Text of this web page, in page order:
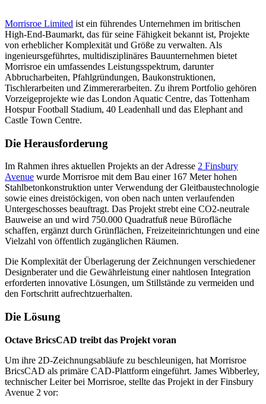
Morrisroe Limited ist ein führendes Unternehmen im britischen
High-End-Baumarkt, das für seine Fähigkeit bekannt ist, Projekte
von erheblicher Komplexität und Größe zu verwalten. Als
ingenieursgeführtes, multidisziplinäres Bauunternehmen bietet
Morrisroe ein umfassendes Leistungsspektrum, darunter
Abbrucharbeiten, Pfahlgründungen, Baukonstruktionen,
Tischlerarbeiten und Zimmererarbeiten. Zu ihrem Portfolio gehören
Vorzeigeprojekte wie das London Aquatic Centre, das Tottenham
Hotspur Football Stadium, 40 Leadenhall und das Elephant and
Castle Town Centre.
Die Herausforderung
Im Rahmen ihres aktuellen Projekts an der Adresse 2 Finsbury
Avenue wurde Morrisroe mit dem Bau einer 167 Meter hohen
Stahlbetonkonstruktion unter Verwendung der Gleitbaustechnologie
sowie eines dreistöckigen, von oben nach unten verlaufenden
Untergeschosses beauftragt. Das Projekt strebt eine CO2-neutrale
Bauweise an und wird 750.000 Quadratfuß neue Bürofläche
schaffen, ergänzt durch Grünflächen, Freizeiteinrichtungen und eine
Vielzahl von öffentlich zugänglichen Räumen.
Die Komplexität der Überlagerung der Zeichnungen verschiedener
Designberater und die Gewährleistung einer nahtlosen Integration
erforderten innovative Lösungen, um Stillstände zu vermeiden und
den Fortschritt aufrechtzuerhalten.
Die Lösung
Octave BricsCAD treibt das Projekt voran
Um ihre 2D-Zeichnungsabläufe zu beschleunigen, hat Morrisroe
BricsCAD als primäre CAD-Plattform eingeführt. James Wibberley,
technischer Leiter bei Morrisroe, stellte das Projekt in der Finsbury
Avenue 2 vor: